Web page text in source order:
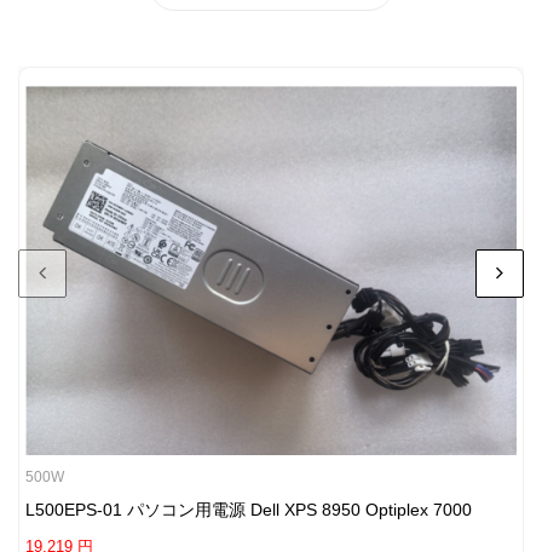
500W
L500EPS-01 パソコン用電源 Dell XPS 8950 Optiplex 7000
19,219 円